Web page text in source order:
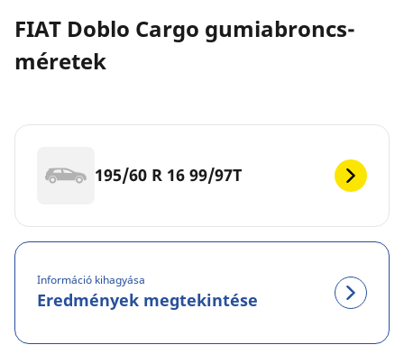
FIAT Doblo Cargo gumiabroncs-
méretek
195/60 R 16 99/97T
Információ kihagyása
Eredmények megtekintése